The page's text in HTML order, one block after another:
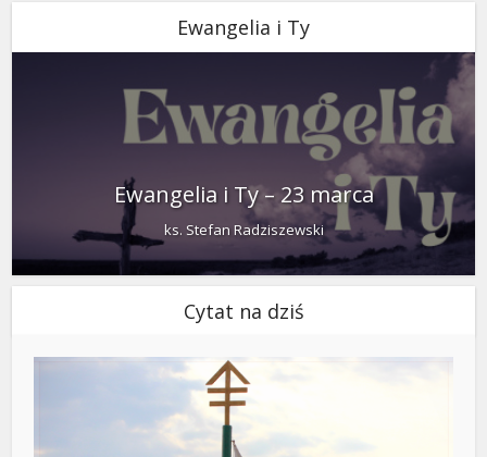
Ewangelia i Ty
Ewangelia i Ty – 23 marca
ks. Stefan Radziszewski
Cytat na dziś